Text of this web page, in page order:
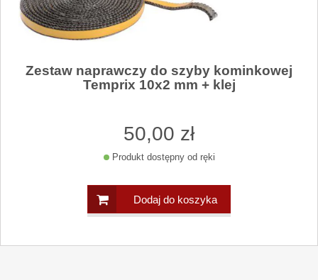
Zestaw naprawczy do szyby kominkowej
Temprix 10x2 mm + klej
50,00 zł
Produkt dostępny od ręki
Dodaj do koszyka